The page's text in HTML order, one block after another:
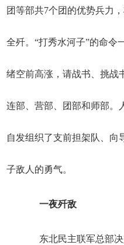
团等部共7个团的优势兵力
全歼。“打秀水河子”的命令
绪空前高涨，请战书、挑战
连部、营部、团部和师部。
自发组织了支前担架队、向
子敌人的勇气。
一夜歼敌
东北民主联军总部